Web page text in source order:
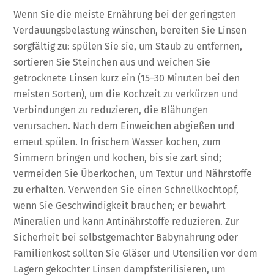
Wenn Sie die meiste Ernährung bei der geringsten
Verdauungsbelastung wünschen, bereiten Sie Linsen
sorgfältig zu: spülen Sie sie, um Staub zu entfernen,
sortieren Sie Steinchen aus und weichen Sie
getrocknete Linsen kurz ein (15–30 Minuten bei den
meisten Sorten), um die Kochzeit zu verkürzen und
Verbindungen zu reduzieren, die Blähungen
verursachen. Nach dem Einweichen abgießen und
erneut spülen. In frischem Wasser kochen, zum
Simmern bringen und kochen, bis sie zart sind;
vermeiden Sie Überkochen, um Textur und Nährstoffe
zu erhalten. Verwenden Sie einen Schnellkochtopf,
wenn Sie Geschwindigkeit brauchen; er bewahrt
Mineralien und kann Antinährstoffe reduzieren. Zur
Sicherheit bei selbstgemachter Babynahrung oder
Familienkost sollten Sie Gläser und Utensilien vor dem
Lagern gekochter Linsen dampfsterilisieren, um